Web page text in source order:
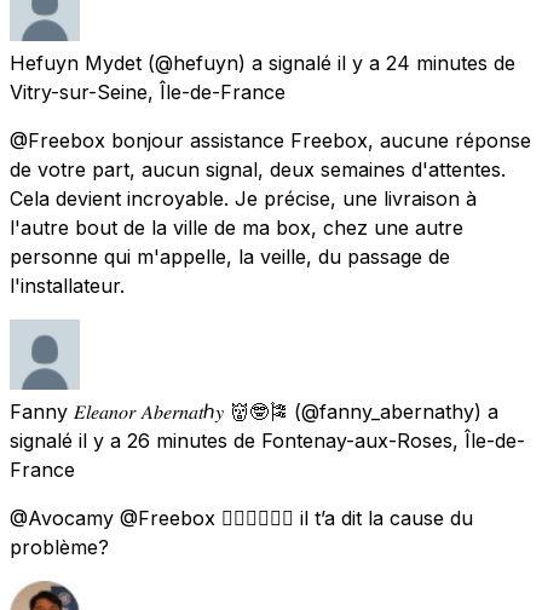
Hefuyn Mydet (@hefuyn) a signalé il y a 24 minutes de
Vitry-sur-Seine, Île-de-France
@Freebox bonjour assistance Freebox, aucune réponse
de votre part, aucun signal, deux semaines d'attentes.
Cela devient incroyable. Je précise, une livraison à
l'autre bout de la ville de ma box, chez une autre
personne qui m'appelle, la veille, du passage de
l'installateur.
Fanny 𝐸𝑙𝑒𝑎𝑛𝑜𝑟 𝐴𝑏𝑒𝑟𝑛𝑎𝑡ℎ𝑦 👹🤓🎏 (@fanny_abernathy) a
signalé il y a 26 minutes de Fontenay-aux-Roses, Île-de-
France
@Avocamy @Freebox 👍🏼👍🏼👍🏼 il t’a dit la cause du
problème?